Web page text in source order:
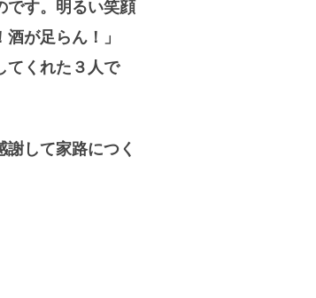
です。明るい笑顔
が足らん！」
てくれた３人で
謝して家路につく